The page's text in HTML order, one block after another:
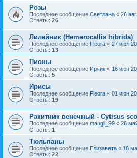
Розы
Последнее сообщение Светлана « 26
Ответы: 26
Лилейник (Hemerocallis hibrida)
Последнее сообщение Fleora « 27 июл
Ответы: 13
Пионы
Последнее сообщение Ирчик « 16 июн
Ответы: 5
Ирисы
Последнее сообщение Fleora « 01 июн
Ответы: 19
Ракитник венечный - Cytisus
Последнее сообщение maugli_99 « 26
Ответы: 1
Тюльпаны
Последнее сообщение Елизавета « 18
Ответы: 22